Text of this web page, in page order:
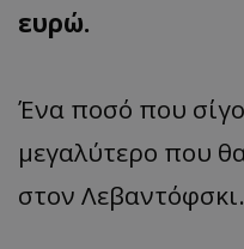
ευρώ.
Ένα ποσό που
μεγαλύτερο που
στον Λεβαντόφσκι.